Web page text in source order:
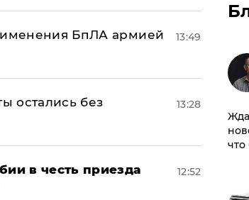
БпЛА армией
13:49
остались без
13:28
в честь приезда
12:52
что